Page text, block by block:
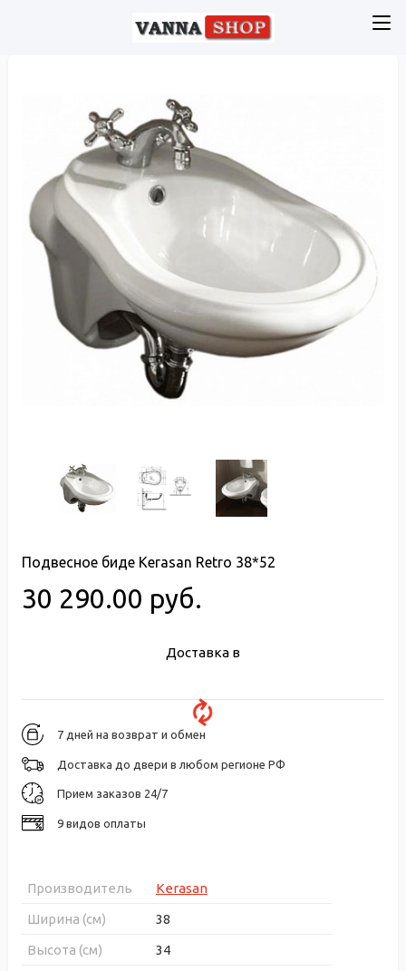
Подвесное биде Kerasan Retro 38*52
30 290.00 руб.
Доставка в
7 дней на возврат и обмен
Доставка до двери в любом регионе РФ
Прием заказов 24/7
9 видов оплаты
Производитель
Kerasan
Ширина (см)
38
Высота (см)
34